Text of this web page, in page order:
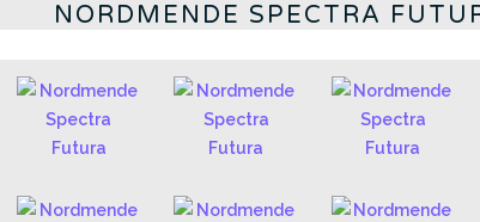
NORDMENDE SPECTRA